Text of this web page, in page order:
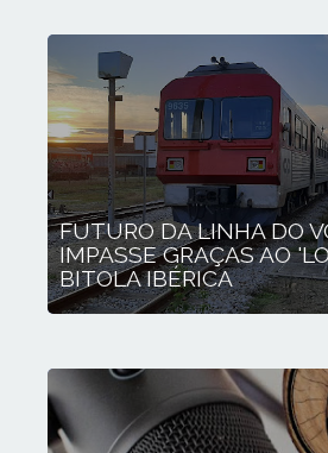
FUTURO DA LINHA DO
IMPASSE GRAÇAS AO
BITOLA IBÉRICA